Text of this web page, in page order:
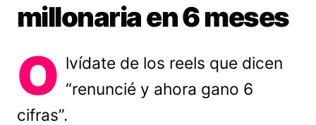
millonaria en 6 meses
O lvídate de los reels que dicen
“renuncié y ahora gano 6
cifras”.